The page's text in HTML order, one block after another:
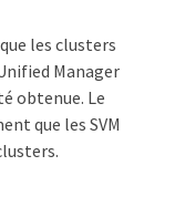
les clusters
Manager
obtenue. Le
que les SVM